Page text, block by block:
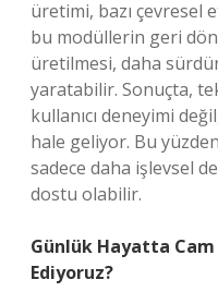
üretimi, bazı çevresel
bu modüllerin geri
üretilmesi, daha
yaratabilir. Sonuçta,
kullanıcı deneyimi
hale geliyor. Bu
sadece daha işlevsel
dostu olabilir.
Günlük Hayatta
Ediyoruz?